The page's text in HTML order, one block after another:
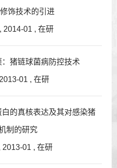
饰技术的引进
2014-01 , 在研
猪链球菌病防控技术
01 , 在研
的真核表达及其对感染猪
制的研究
2013-01 , 在研